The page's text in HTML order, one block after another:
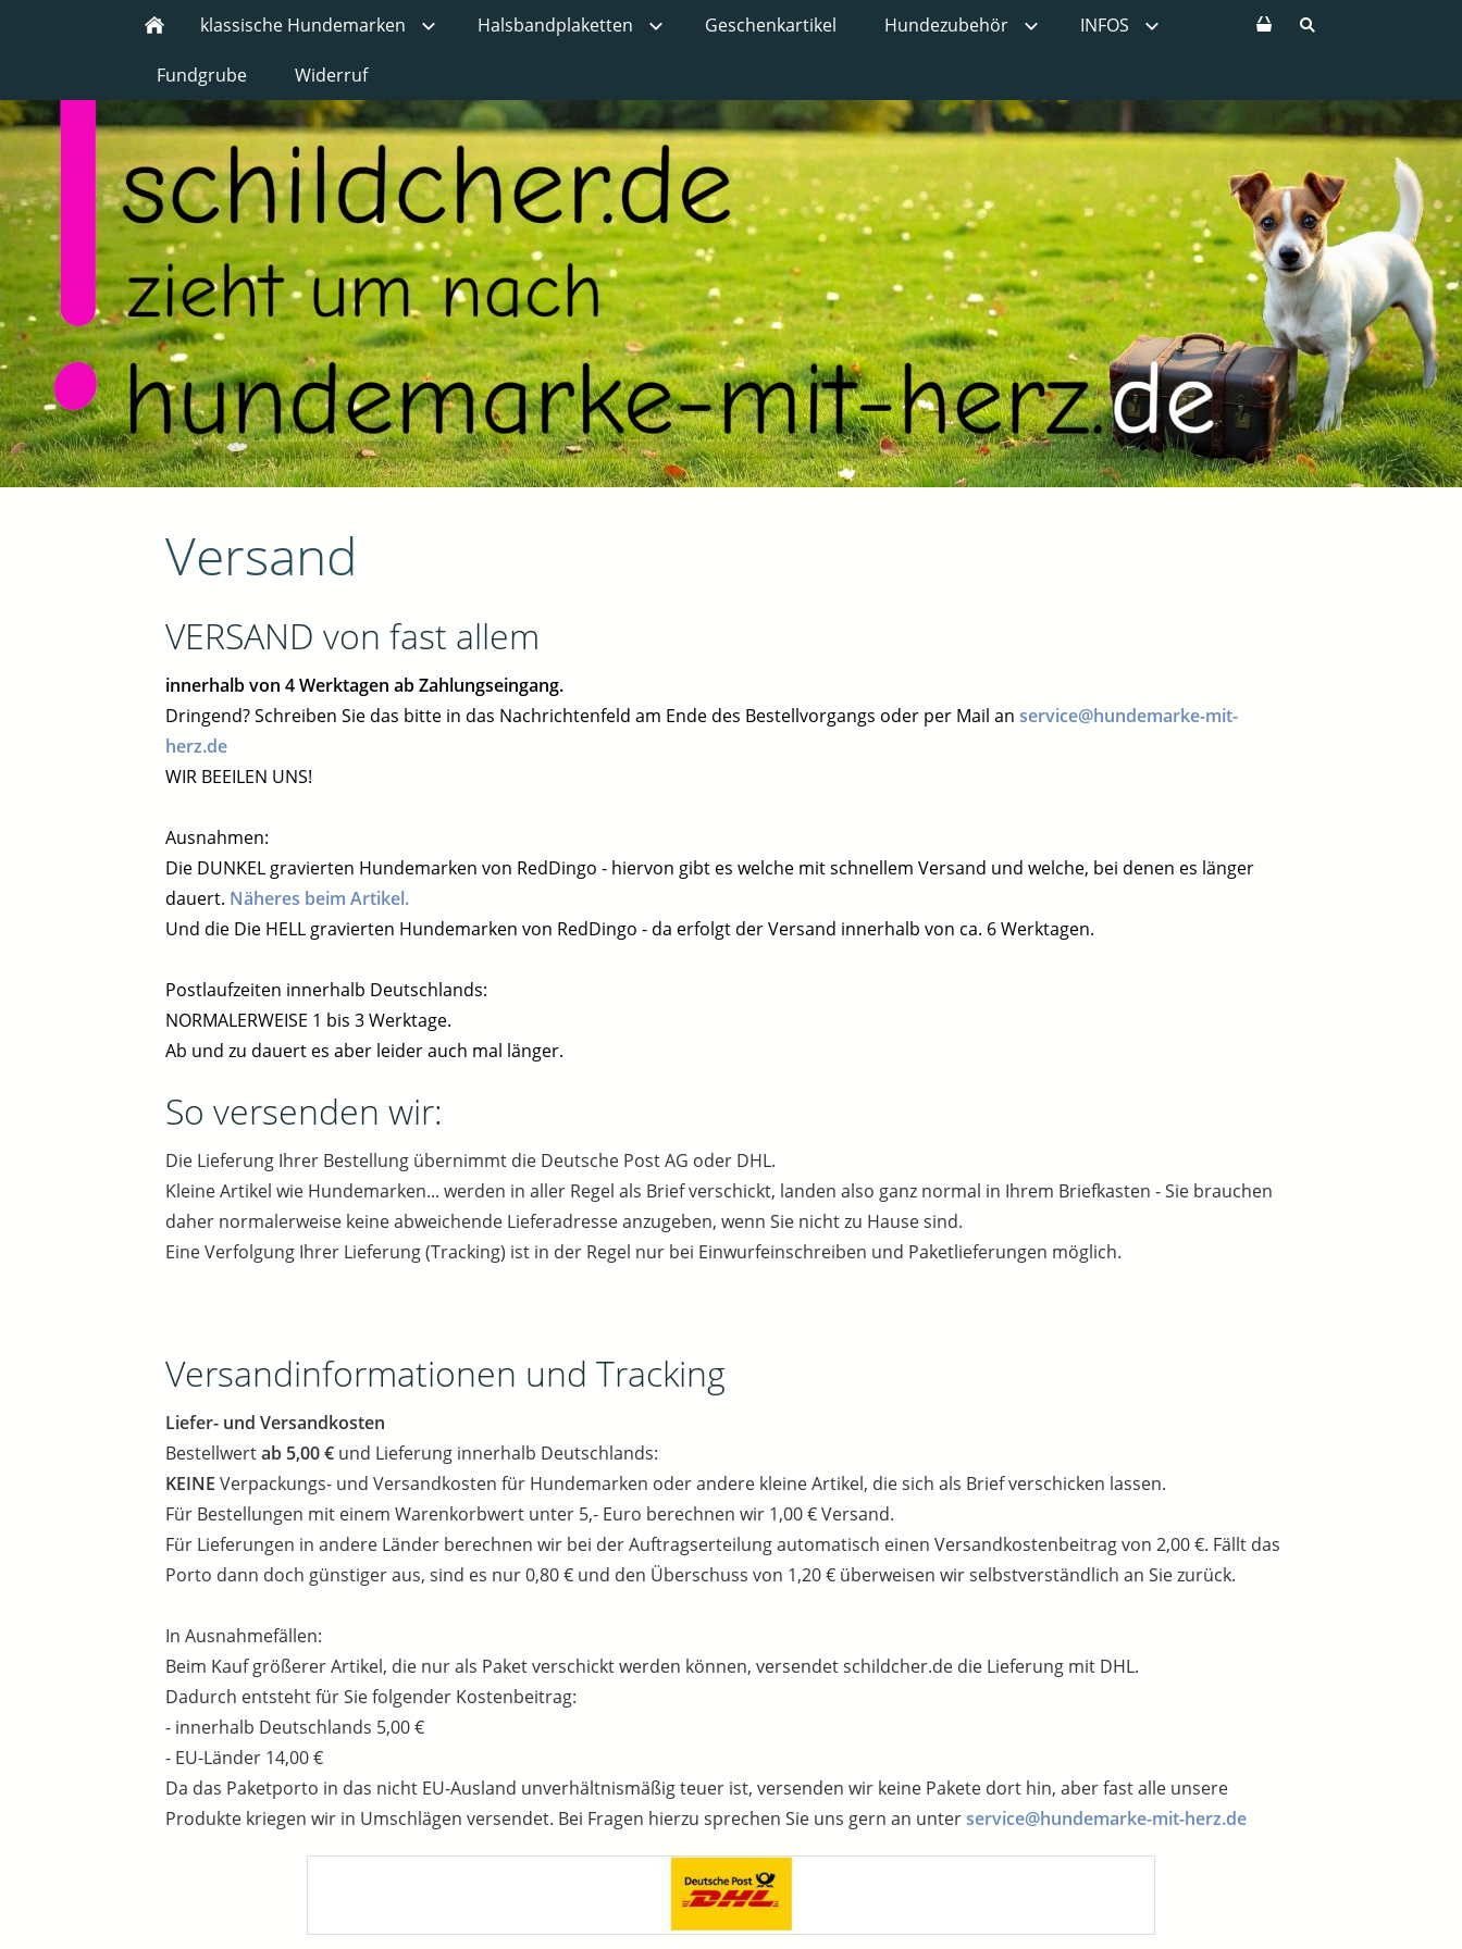
klassische Hundemarken Halsbandplaketten Geschenkartikel Hundezubehör INFOS
Fundgrube Widerruf
Versand
VERSAND von fast allem
innerhalb von 4 Werktagen ab Zahlungseingang.
Dringend? Schreiben Sie das bitte in das Nachrichtenfeld am Ende des Bestellvorgangs oder per Mail an service@hundemarke-mit-
herz.de
WIR BEEILEN UNS!
Ausnahmen:
Die DUNKEL gravierten Hundemarken von RedDingo - hiervon gibt es welche mit schnellem Versand und welche, bei denen es länger
dauert. Näheres beim Artikel.
Und die Die HELL gravierten Hundemarken von RedDingo - da erfolgt der Versand innerhalb von ca. 6 Werktagen.
Postlaufzeiten innerhalb Deutschlands:
NORMALERWEISE 1 bis 3 Werktage.
Ab und zu dauert es aber leider auch mal länger.
So versenden wir:
Die Lieferung Ihrer Bestellung übernimmt die Deutsche Post AG oder DHL.
Kleine Artikel wie Hundemarken... werden in aller Regel als Brief verschickt, landen also ganz normal in Ihrem Briefkasten - Sie brauchen
daher normalerweise keine abweichende Lieferadresse anzugeben, wenn Sie nicht zu Hause sind.
Eine Verfolgung Ihrer Lieferung (Tracking) ist in der Regel nur bei Einwurfeinschreiben und Paketlieferungen möglich.
Versandinformationen und Tracking
Liefer- und Versandkosten
Bestellwertab 5,00 € und Lieferung innerhalb Deutschlands:
KEINE Verpackungs- und Versandkosten für Hundemarken oder andere kleine Artikel, die sich als Brief verschicken lassen.
Für Bestellungen mit einem Warenkorbwert unter 5,- Euro berechnen wir 1,00 € Versand.
Für Lieferungen in andere Länder berechnen wir bei der Auftragserteilung automatisch einen Versandkostenbeitrag von 2,00 €. Fällt das
Porto dann doch günstiger aus, sind es nur 0,80 € und den Überschuss von 1,20 € überweisen wir selbstverständlich an Sie zurück.
In Ausnahmefällen:
Beim Kauf größerer Artikel, die nur als Paket verschickt werden können, versendet schildcher.de die Lieferung mit DHL.
Dadurch entsteht für Sie folgender Kostenbeitrag:
- innerhalb Deutschlands 5,00 €
- EU-Länder 14,00 €
Da das Paketporto in das nicht EU-Ausland unverhältnismäßig teuer ist, versenden wir keine Pakete dort hin, aber fast alle unsere
Produkte kriegen wir in Umschlägen versendet. Bei Fragen hierzu sprechen Sie uns gern an unterservice@hundemarke-mit-herz.de